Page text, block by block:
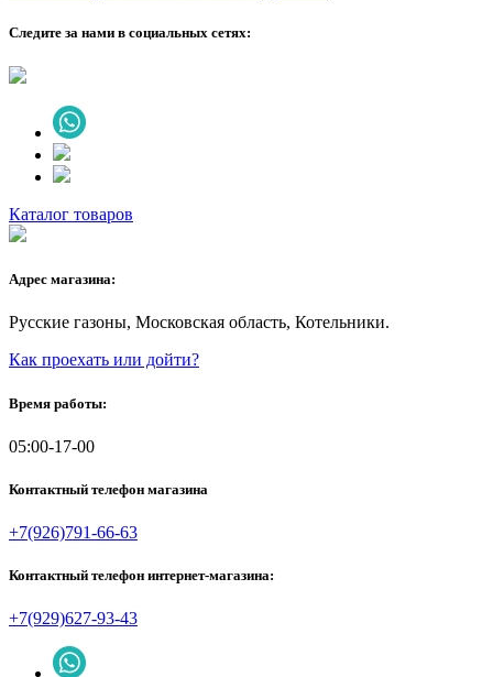
Следите за нами в социальных сетях:
Каталог товаров
Адрес магазина:
Русские газоны, Московская область, Котельники.
Как проехать или дойти?
Время работы:
05:00-17-00
Контактный телефон магазина
+7(926)791-66-63
Контактный телефон интернет-магазина:
+7(929)627-93-43